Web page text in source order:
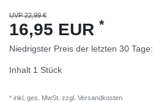
UVP 22,99 €
16,95 EUR *
Niedrigster Preis der letzten 30 Tage:
Inhalt 1 Stück
* inkl. ges. MwSt. zzgl. Versandkosten